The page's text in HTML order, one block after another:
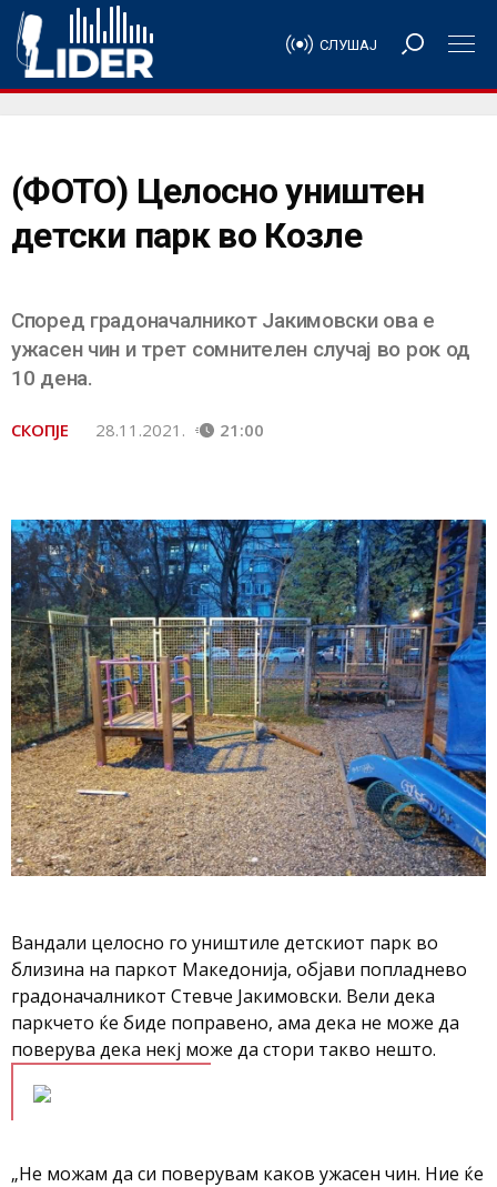
СЛУШАЈ
(ФОТО) Целосно уништен
детски парк во Козле
Според градоначалникот Јакимовски ова е
ужасен чин и трет сомнителен случај во рок од
10 дена.
СКОПЈЕ 28.11.2021. 21:00
Вандали целосно го уништиле детскиот парк во
близина на паркот Македонија, објави попладнево
градоначалникот Стевче Јакимовски. Вели дека
паркчето ќе биде поправено, ама дека не може да
поверува дека некј може да стори такво нешто.
„Не можам да си поверувам каков ужасен чин. Ние ќе